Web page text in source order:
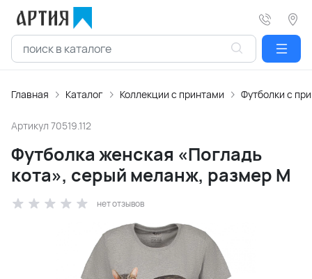
Главная Каталог Коллекции с принтами Футболки с
Артикул 70519.112
Футболка женская «Погладь
кота», серый меланж, размер M
нет отзывов